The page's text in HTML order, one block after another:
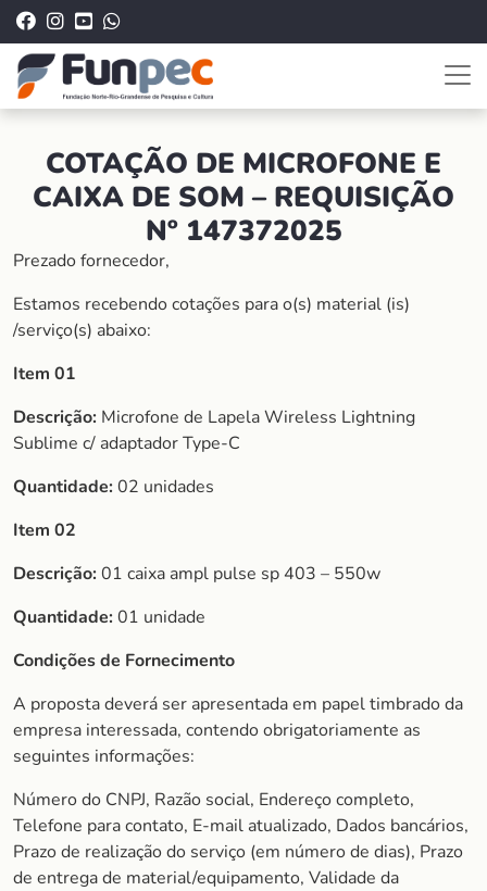
COTAÇÃO DE MICROFONE E
CAIXA DE SOM – REQUISIÇÃO
Nº 147372025
Prezado fornecedor,
Estamos recebendo cotações para o(s) material (is)
/serviço(s) abaixo:
Item 01
Descrição: Microfone de Lapela Wireless Lightning
Sublime c/ adaptador Type-C
Quantidade:02 unidades
Item 02
Descrição:01 caixa ampl pulse sp 403 – 550w
Quantidade:01 unidade
Condições de Fornecimento
A proposta deverá ser apresentada em papel timbrado da
empresa interessada, contendo obrigatoriamente as
seguintes informações:
Número do CNPJ, Razão social, Endereço completo,
Telefone para contato, E-mail atualizado, Dados bancários,
Prazo de realização do serviço (em número de dias), Prazo
de entrega de material/equipamento, Validade da